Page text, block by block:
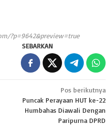
?p=9642&preview=true
SEBARKAN
Pos berikutnya
Puncak Perayaan HUT ke-22
Humbahas Diawali Dengan
Paripurna DPRD